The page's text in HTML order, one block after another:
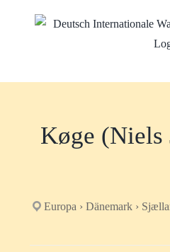
Køge (Niels
Europa › Dänemark ›